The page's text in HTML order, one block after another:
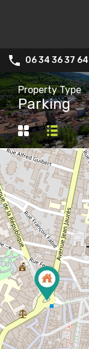
06 34 36 37 64
Property Type
Parking